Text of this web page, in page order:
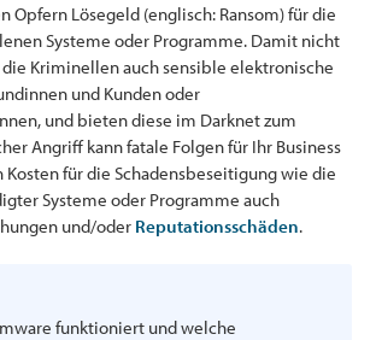
Opfern Lösegeld (englisch: Ransom) für die
Systeme oder Programme. Damit nicht
Kriminellen auch sensible elektronische
und Kunden oder
und bieten diese im Darknet zum
Angriff kann fatale Folgen für Ihr Business
Kosten für die Schadensbeseitigung wie die
Systeme oder Programme auch
und/oder Reputationsschäden.
funktioniert und welche